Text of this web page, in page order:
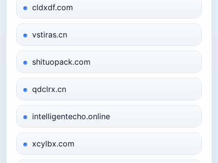
cldxdf.com
vstiras.cn
shituopack.com
qdclrx.cn
intelligentecho.online
xcylbx.com